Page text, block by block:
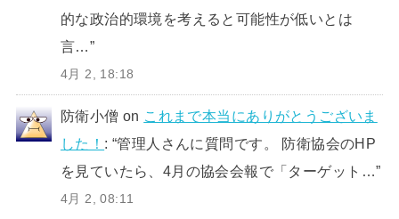
的な政治的環境を考えると可能性が低いとは
言…”
4月 2, 18:18
防衛小僧 on これまで本当にありがとうございま
した！ : “管理人さんに質問です。 防衛協会のHP
を見ていたら、4月の協会会報で「ターゲット…”
4月 2, 08:11